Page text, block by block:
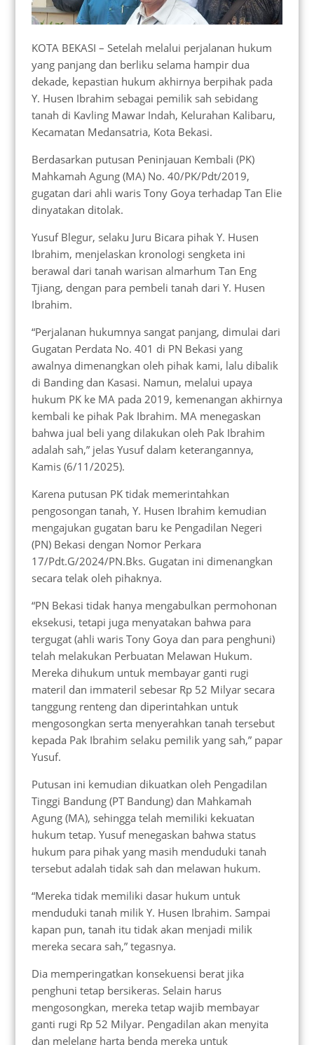
KOTA BEKASI – Setelah melalui perjalanan hukum
yang panjang dan berliku selama hampir dua
dekade, kepastian hukum akhirnya berpihak pada
Y. Husen Ibrahim sebagai pemilik sah sebidang
tanah di Kavling Mawar Indah, Kelurahan Kalibaru,
Kecamatan Medansatria, Kota Bekasi.
Berdasarkan putusan Peninjauan Kembali (PK)
Mahkamah Agung (MA) No. 40/PK/Pdt/2019,
gugatan dari ahli waris Tony Goya terhadap Tan Elie
dinyatakan ditolak.
Yusuf Blegur, selaku Juru Bicara pihak Y. Husen
Ibrahim, menjelaskan kronologi sengketa ini
berawal dari tanah warisan almarhum Tan Eng
Tjiang, dengan para pembeli tanah dari Y. Husen
Ibrahim.
“Perjalanan hukumnya sangat panjang, dimulai dari
Gugatan Perdata No. 401 di PN Bekasi yang
awalnya dimenangkan oleh pihak kami, lalu dibalik
di Banding dan Kasasi. Namun, melalui upaya
hukum PK ke MA pada 2019, kemenangan akhirnya
kembali ke pihak Pak Ibrahim. MA menegaskan
bahwa jual beli yang dilakukan oleh Pak Ibrahim
adalah sah,” jelas Yusuf dalam keterangannya,
Kamis (6/11/2025).
Karena putusan PK tidak memerintahkan
pengosongan tanah, Y. Husen Ibrahim kemudian
mengajukan gugatan baru ke Pengadilan Negeri
(PN) Bekasi dengan Nomor Perkara
17/Pdt.G/2024/PN.Bks. Gugatan ini dimenangkan
secara telak oleh pihaknya.
“PN Bekasi tidak hanya mengabulkan permohonan
eksekusi, tetapi juga menyatakan bahwa para
tergugat (ahli waris Tony Goya dan para penghuni)
telah melakukan Perbuatan Melawan Hukum.
Mereka dihukum untuk membayar ganti rugi
materil dan immateril sebesar Rp 52 Milyar secara
tanggung renteng dan diperintahkan untuk
mengosongkan serta menyerahkan tanah tersebut
kepada Pak Ibrahim selaku pemilik yang sah,” papar
Yusuf.
Putusan ini kemudian dikuatkan oleh Pengadilan
Tinggi Bandung (PT Bandung) dan Mahkamah
Agung (MA), sehingga telah memiliki kekuatan
hukum tetap. Yusuf menegaskan bahwa status
hukum para pihak yang masih menduduki tanah
tersebut adalah tidak sah dan melawan hukum.
“Mereka tidak memiliki dasar hukum untuk
menduduki tanah milik Y. Husen Ibrahim. Sampai
kapan pun, tanah itu tidak akan menjadi milik
mereka secara sah,” tegasnya.
Dia memperingatkan konsekuensi berat jika
penghuni tetap bersikeras. Selain harus
mengosongkan, mereka tetap wajib membayar
ganti rugi Rp 52 Milyar. Pengadilan akan menyita
dan melelang harta benda mereka untuk